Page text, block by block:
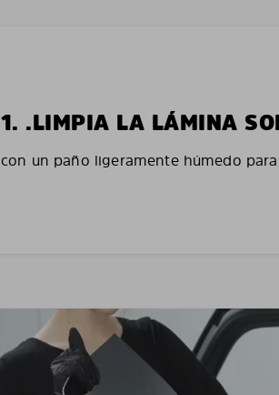
1. .LIMPIA LA LÁMINA
con un paño ligeramente húmedo